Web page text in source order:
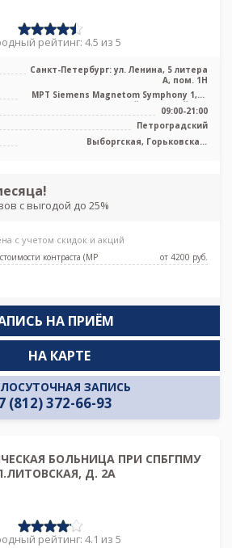
рейтинг: 4.5 из 5
Санкт-Петербург: ул. Ленина, 5 литера
А, пом. 1Н
МРТ Siemens Magnetom Symphony 1,5T
высокопольный закрытый тип
09:00-21:00
Петроградский
Выборгская, Горьковская,
с выгодой до 25%
с учетом скидок и акций
контраста (МР
от 4200 pуб.
НА ПРИЁМ
ЗАПИСЬ
(812) 372-66-93
НА КАРТЕ
БОЛЬНИЦА ПРИ СПБГПМУ
Д. 2А
рейтинг: 4.1 из 5